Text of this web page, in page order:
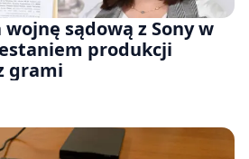
sądową z Sony w
produkcji
grami